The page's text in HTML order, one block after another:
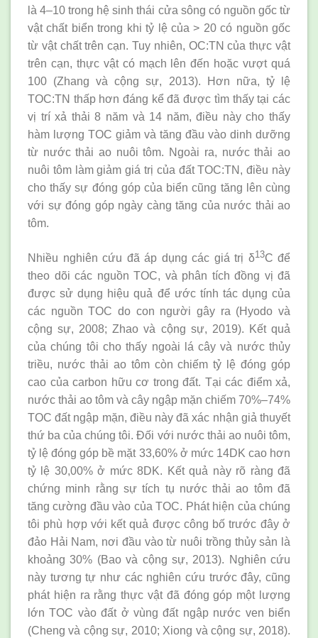
là 4–10 trong hệ sinh thái cửa sông có nguồn gốc từ
vật chất biển trong khi tỷ lệ của > 20 có nguồn gốc
từ vật chất trên cạn. Tuy nhiên, OC:TN của thực vật
trên cạn, thực vật có mạch lên đến hoặc vượt quá
100 (Zhang và cộng sự, 2013). Hơn nữa, tỷ lệ
TOC:TN thấp hơn đáng kể đã được tìm thấy tại các
vị trí xả thải 8 năm và 14 năm, điều này cho thấy
hàm lượng TOC giảm và tăng đầu vào dinh dưỡng
từ nước thải ao nuôi tôm. Ngoài ra, nước thải ao
nuôi tôm làm giảm giá trị của đất TOC:TN, điều này
cho thấy sự đóng góp của biển cũng tăng lên cùng
với sự đóng góp ngày càng tăng của nước thải ao
tôm.
Nhiều nghiên cứu đã áp dụng các giá trị δ13C để
theo dõi các nguồn TOC, và phân tích đồng vị đã
được sử dụng hiệu quả để ước tính tác dụng của
các nguồn TOC do con người gây ra (Hyodo và
cộng sự, 2008; Zhao và cộng sự, 2019). Kết quả
của chúng tôi cho thấy ngoài lá cây và nước thủy
triều, nước thải ao tôm còn chiếm tỷ lệ đóng góp
cao của carbon hữu cơ trong đất. Tại các điểm xả,
nước thải ao tôm và cây ngập mặn chiếm 70%–74%
TOC đất ngập mặn, điều này đã xác nhận giả thuyết
thứ ba của chúng tôi. Đối với nước thải ao nuôi tôm,
tỷ lệ đóng góp bề mặt 33,60% ở mức 14DK cao hơn
tỷ lệ 30,00% ở mức 8DK. Kết quả này rõ ràng đã
chứng minh rằng sự tích tụ nước thải ao tôm đã
tăng cường đầu vào của TOC. Phát hiện của chúng
tôi phù hợp với kết quả được công bố trước đây ở
đảo Hải Nam, nơi đầu vào từ nuôi trồng thủy sản là
khoảng 30% (Bao và cộng sự, 2013). Nghiên cứu
này tương tự như các nghiên cứu trước đây, cũng
phát hiện ra rằng thực vật đã đóng góp một lượng
lớn TOC vào đất ở vùng đất ngập nước ven biển
(Cheng và cộng sự, 2010; Xiong và cộng sự, 2018).